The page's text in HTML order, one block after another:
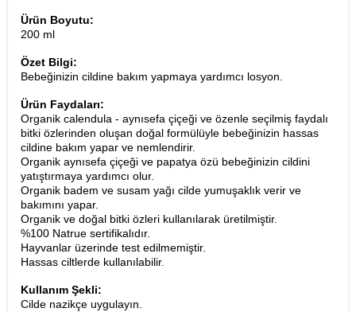
Ürün Boyutu:
200 ml
Özet Bilgi:
Bebeğinizin cildine bakım yapmaya yardımcı losyon.
Ürün Faydaları:
Organik calendula - aynısefa çiçeği ve özenle seçilmiş faydalı
bitki özlerinden oluşan doğal formülüyle bebeğinizin hassas
cildine bakım yapar ve nemlendirir.
Organik aynısefa çiçeği ve papatya özü bebeğinizin cildini
yatıştırmaya yardımcı olur.
Organik badem ve susam yağı cilde yumuşaklık verir ve
bakımını yapar.
​Organik ve doğal bitki özleri kullanılarak üretilmiştir.
%100 Natrue sertifikalıdır.
Hayvanlar üzerinde test edilmemiştir.
​Hassas ciltlerde kullanılabilir.
Kullanım Şekli:
Cilde nazikçe uygulayın.